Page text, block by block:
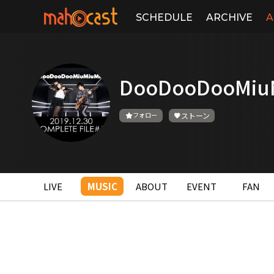
SCHEDULE ARCHIVE
フォロー ストーン
LIVE MUSIC ABOUT EVENT FAN